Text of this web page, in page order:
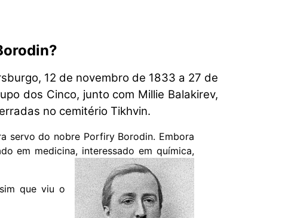
12 de novembro de 1833 a 27 de
dos Cinco, junto com Millie Balakirev,
no cemitério Tikhvin.
servo do nobre Porfiry Borodin. Embora
em medicina, interessado em química,
que viu o